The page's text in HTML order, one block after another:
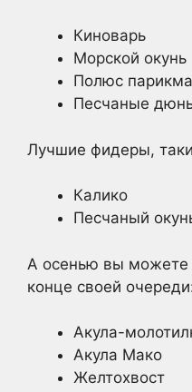
Киноварь
Морской окунь
Полюс
Песчаные
Лучшие фидеры,
Калико
Песчаный
А осенью вы можете
конце своей
Акула-
Акула Мако
Желтохвост